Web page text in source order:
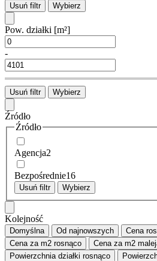
Usuń filtr Wybierz
Pow. działki [m²]
-
Usuń filtr Wybierz
Źródło
Źródło
Agencja2
Bezpośrednie16
Usuń filtr Wybierz
Kolejność
Domyślna Od najnowszych Cena
Cena za m2 rosnąco Cena za m2
Powierzchnia działki rosnąco